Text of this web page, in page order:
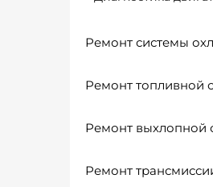
Ремонт системы
Ремонт топливной
Ремонт выхлопной
Ремонт